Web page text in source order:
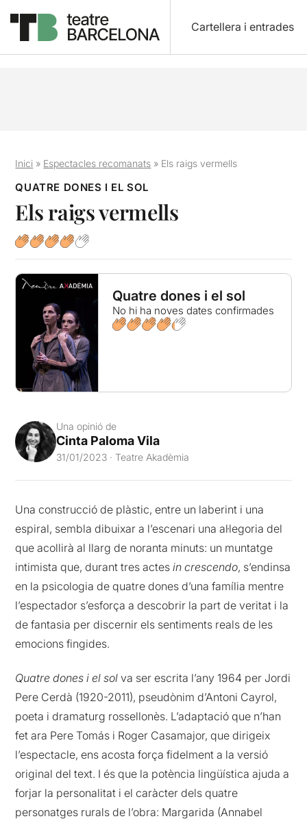
Cartellera i entrades
Inici » Espectacles recomanats » Els raigs vermells
QUATRE DONES I EL SOL
Els raigs vermells
Quatre dones i el sol
No hi ha noves dates confirmades
Una opinió de
Cinta Paloma Vila
31/01/2023 · Teatre Akadèmia
Una construcció de plàstic, entre un laberint i una
espiral, sembla dibuixar a l’escenari una al·legoria del
que acollirà al llarg de noranta minuts: un muntatge
intimista que, durant tres actesin crescendo, s’endinsa
en la psicologia de quatre dones d’una família mentre
l’espectador s’esforça a descobrir la part de veritat i la
de fantasia per discernir els sentiments reals de les
emocions fingides.
Quatre dones i el solva ser escrita l’any 1964 per Jordi
Pere Cerdà (1920-2011), pseudònim d’Antoni Cayrol,
poeta i dramaturg rossellonès. L’adaptació que n’han
fet ara Pere Tomás i Roger Casamajor, que dirigeix
l’espectacle, ens acosta força fidelment a la versió
original del text. I és que la potència lingüística ajuda a
forjar la personalitat i el caràcter dels quatre
personatges rurals de l’obra: Margarida (Annabel